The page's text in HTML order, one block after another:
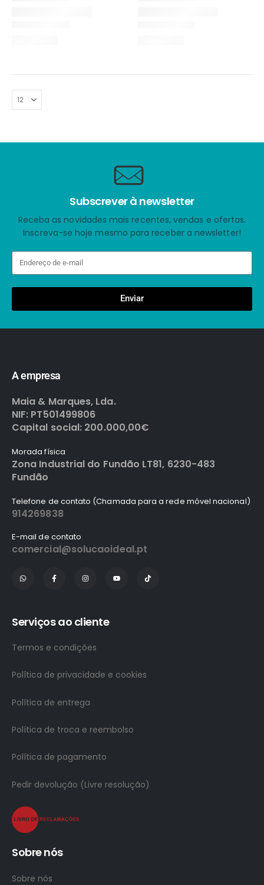
Subscrever à newsletter
Receba as novidades mais recentes, vendas e ofertas.
Inscreva-se hoje mesmo para receber a newsletter!
Enviar
A empresa
Maia & Marques, Lda.
NIF: PT501499806
Capital social: 200.000,00€
Morada física
Zona Industrial do Fundão LT81, 6230-483
Fundão
Telefone de contato (Chamada para a rede móvel nacional)
914269838
E-mail de contato
comercial@solucaoideal.pt
Serviços ao cliente
Termos e condições
Política de privacidade e cookies
Política de entrega
Política de troca e reembolso
Política de pagamento
Pedir devolução (Livre resolução)
Sobre nós
Sobre nós